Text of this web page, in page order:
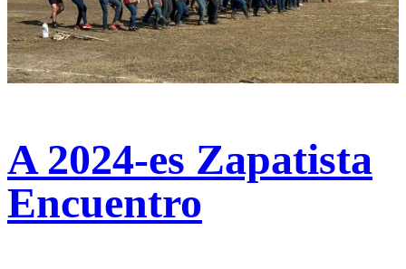
A 2024-es Zapatista
Encuentro